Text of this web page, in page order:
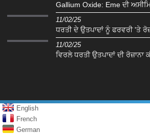
Gallium Oxide: Eme ਦੀ
11/02/25
ਧਰਤੀ ਦੇ ਉਤਪਾਦਾਂ ਨੂੰ ਫਰਵਰੀ 'ਤੇ
11/02/25
ਵਿਰਲੇ ਧਰਤੀ ਉਤਪਾਦਾਂ ਦੀ ਰੋਜ਼ਾਨਾ
English
French
German